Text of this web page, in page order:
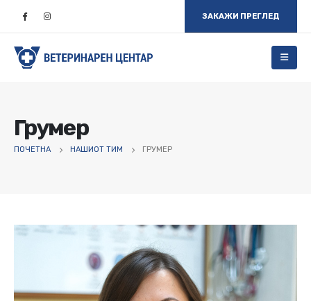
ЗАКАЖИ ПРЕГЛЕД
Грумер
ПОЧЕТНА НАШИОТ ТИМ ГРУМЕР